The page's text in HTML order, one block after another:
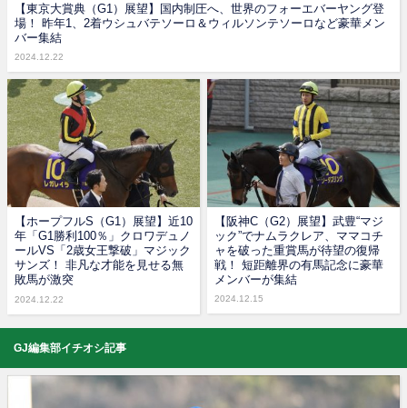
【東京大賞典（G1）展望】国内制圧へ、世界のフォーエバーヤング登
場！ 昨年1、2着ウシュバテソーロ＆ウィルソンテソーロなど豪華メン
バー集結
2024.12.22
【ホープフルS（G1）展望】近10
年「G1勝利100％」クロワデュノ
ールVS「2歳女王撃破」マジック
サンズ！ 非凡な才能を見せる無
敗馬が激突
2024.12.22
【阪神C（G2）展望】武豊“マジ
ック”でナムラクレア、ママコチ
ャを破った重賞馬が待望の復帰
戦！ 短距離界の有馬記念に豪華
メンバーが集結
2024.12.15
GJ編集部イチオシ記事